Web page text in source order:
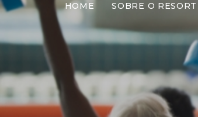
HOME SOBRE O RESORT